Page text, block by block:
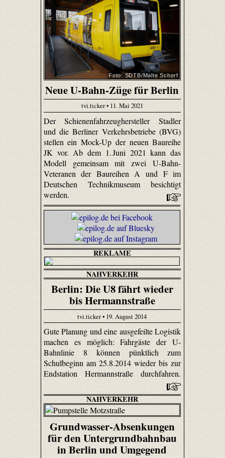
Foto: SDTB/Malte Scherf
Neue U-Bahn-Züge für Berlin
tvi.ticker • 11. Mai 2021
Der Schienenfahrzeughersteller Stadler
und die Berliner Verkehrsbetriebe (BVG)
stellen ein Mock-Up der neuen Baureihe
JK vor. Ab dem 1. Juni 2021 kann das
Modell gemeinsam mit zwei U-Bahn-
Veteranen der Baureihen A und F im
Deutschen Technikmuseum besichtigt
werden.
REKLAME
NAHVERKEHR
Berlin: Die U8 fährt wieder
bis Hermannstraße
tvi.ticker • 19. August 2014
Gute Planung und eine ausgefeilte Logistik
machen es möglich: Fahrgäste der U-
Bahnlinie 8 können pünktlich zum
Schulbeginn am 25.8.2014 wieder bis zur
Endstation Hermannstraße durchfahren.
NAHVERKEHR
Grundwasser-Absenkungen
für den Untergrundbahnbau
in Berlin und Umgegend